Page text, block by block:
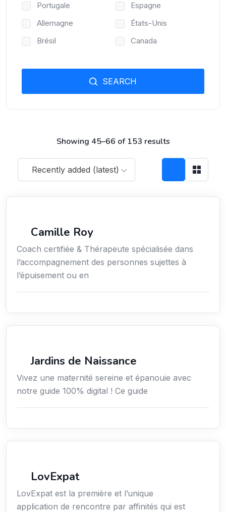
Showing 45–66 of 153 results
Recently added (latest)
Camille Roy
Coach certifiée & Thérapeute spécialisée dans
l’accompagnement des personnes sujettes à
l’épuisement ou en
Jardins de Naissance
Vivez une maternité sereine et épanouie avec
notre guide 100% digital ! Ce guide
LovExpat
LovExpat est la première et l’unique
application de rencontre par affinités qui est
Portugale
Espagne
Allemagne
États-Unis
Brésil
Canada
SEARCH